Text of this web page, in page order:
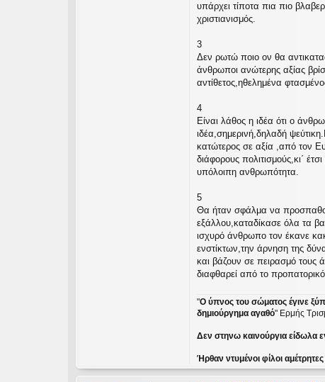
υπάρχει τίποτα πια πιο
χριστιανισμός.
3
Δεν ρωτώ ποιο ον θα
άνθρωποι ανώτερης αξίας
αντίθετος,ηθελημένα
4
Είναι λάθος η ιδέα ότι ο
ιδέα,σημερινή,δηλαδή
κατώτερος σε αξία ,από τον
διάφορους πολιτισμούς,κι΄
υπόλοιπη ανθρωπότητα.
5
Θα ήταν σφάλμα να
εξάλλου,καταδίκασε όλα τα
ισχυρό άνθρωπο τον έκανε
ενστίκτων,την άρνηση της
και βάζουν σε πειρασμό τους
διαφθαρεί από το
"Ο ύπνος του σώματος έγινε
δημιούργημα αγαθό" Ερμής
Δεν στηνω καινούργια είδωλα
Ήρθαν ντυμένοι φίλοι